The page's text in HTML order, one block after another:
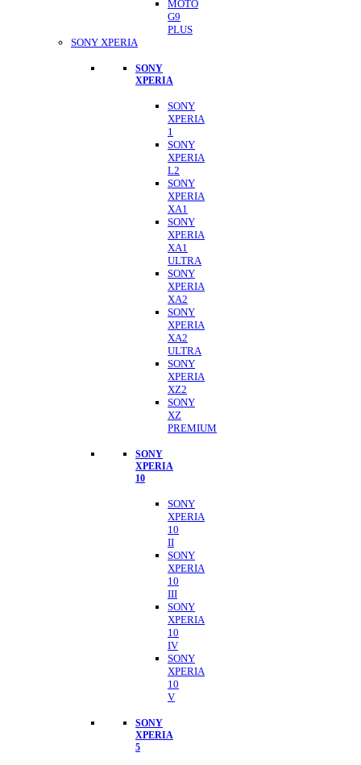
MOTO
G9
PLUS
SONY XPERIA
SONY
XPERIA
SONY
XPERIA
1
SONY
XPERIA
L2
SONY
XPERIA
XA1
SONY
XPERIA
XA1
ULTRA
SONY
XPERIA
XA2
SONY
XPERIA
XA2
ULTRA
SONY
XPERIA
XZ2
SONY
XZ
PREMIUM
SONY
XPERIA
10
SONY
XPERIA
10
II
SONY
XPERIA
10
III
SONY
XPERIA
10
IV
SONY
XPERIA
10
V
SONY
XPERIA
5